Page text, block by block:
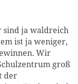
sind ja waldreich
ist ja weniger,
Wir
groß
der